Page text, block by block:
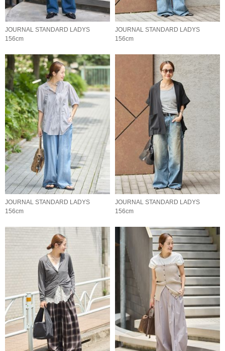
JOURNAL STANDARD LADYS
156cm
JOURNAL STANDARD LADYS
156cm
JOURNAL STANDARD LADYS
156cm
JOURNAL STANDARD LADYS
156cm